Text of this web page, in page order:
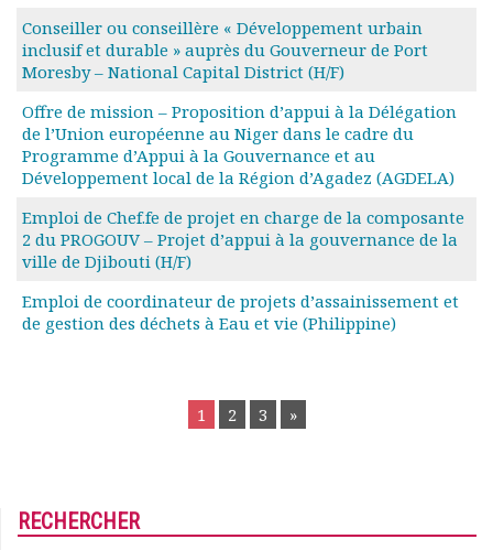
Bulletins Villes en
développement
Ressources
Nos actions
Podcast-AdP
Dîners débats
Journées d’études
Concours vidéo
Matinales
Nos partenaires
Evénements
Actualités
Nous contacter
Conseiller ou conseillère « Développement urbain
inclusif et durable » auprès du Gouverneur de Port
Moresby – National Capital District (H/F)
Offre de mission – Proposition d’appui à la Délégation
de l’Union européenne au Niger dans le cadre du
Programme d’Appui à la Gouvernance et au
Développement local de la Région d’Agadez (AGDELA)
Emploi de Chef.fe de projet en charge de la composante
2 du PROGOUV – Projet d’appui à la gouvernance de la
ville de Djibouti (H/F)
Emploi de coordinateur de projets d’assainissement et
de gestion des déchets à Eau et vie (Philippine)
NAVIGATION 1 2 3 »
RECHERCHER